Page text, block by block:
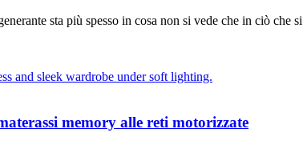
sta più spesso in cosa non si vede che in ciò
memory alle reti motorizzate